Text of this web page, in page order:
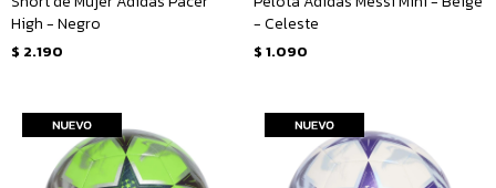
High - Negro
$ 2.190
- Celeste
$ 1.090